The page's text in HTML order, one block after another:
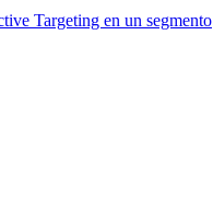
Targeting en un segmento